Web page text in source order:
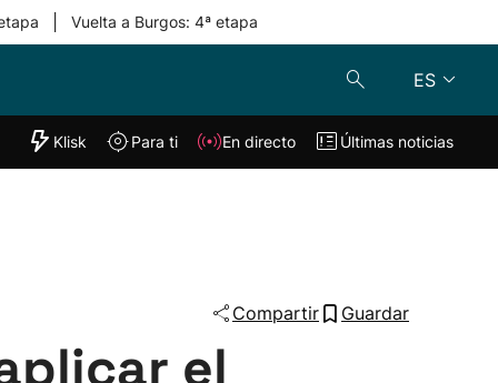
Vuelta a Burgos: 4ª etapa
ES
"Helmuga"
Klisk En directo
Klisk Para ti En directo Últimas noticias
Compartir Guardar
el